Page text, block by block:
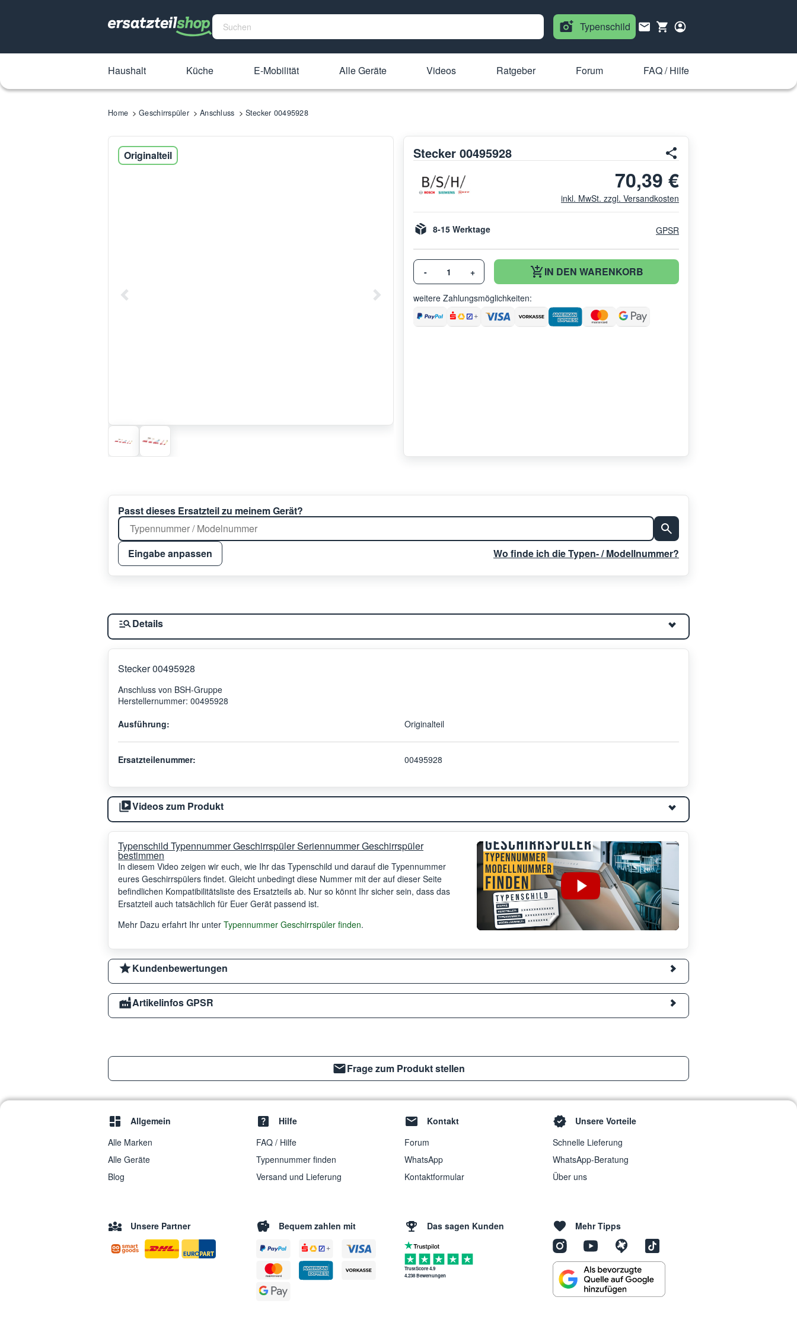
Typenschild
Haushalt Küche E-Mobilität Alle Geräte Videos Ratgeber Forum FAQ / Hilfe
Home Geschirrspüler Anschluss Stecker 00495928
Originalteil Stecker 00495928
70,39 €
inkl. MwSt. zzgl. Versandkosten
8-15 Werktage GPSR
- + IN DEN WARENKORB
weitere Zahlungsmöglichkeiten:
Passt dieses Ersatzteil zu meinem Gerät?
Eingabe anpassen Wo finde ich die Typen- / Modellnummer?
Details
Stecker 00495928
Anschluss von BSH-Gruppe
Herstellernummer: 00495928
Ausführung:
Originalteil
Ersatzteilenummer: 00495928
Videos zum Produkt
Typenschild Typennummer Geschirrspüler Seriennummer Geschirrspüler
bestimmen
In diesem Video zeigen wir euch, wie Ihr das Typenschild und darauf die Typennummer
eures Geschirrspülers findet. Gleicht unbedingt diese Nummer mit der auf dieser Seite
befindlichen Kompatibilitätsliste des Ersatzteils ab. Nur so könnt Ihr sicher sein, dass das
Ersatzteil auch tatsächlich für Euer Gerät passend ist.
Mehr Dazu erfahrt Ihr unter Typennummer Geschirrspüler finden.
Kundenbewertungen
Artikelinfos GPSR
Frage zum Produkt stellen
Allgemein
Alle Marken
Alle Geräte
Blog
Hilfe
FAQ / Hilfe
Typennummer finden
Versand und Lieferung
Kontakt
Forum
WhatsApp
Kontaktformular
Unsere Vorteile
Schnelle Lieferung
WhatsApp-Beratung
Über uns
Unsere Partner Bequem zahlen mit Das sagen Kunden
TrustScore 4.9
4.238 Bewertungen
Mehr Tipps